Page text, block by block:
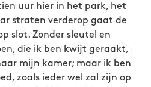
uur hier in het park, het
straten verderop gaat de
slot. Zonder sleutel en
die ik ben kwijt geraakt,
mijn kamer; maar ik ben
zoals ieder wel zal zijn op